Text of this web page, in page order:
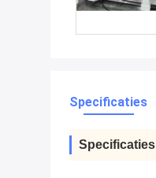
Specificaties
Specificaties